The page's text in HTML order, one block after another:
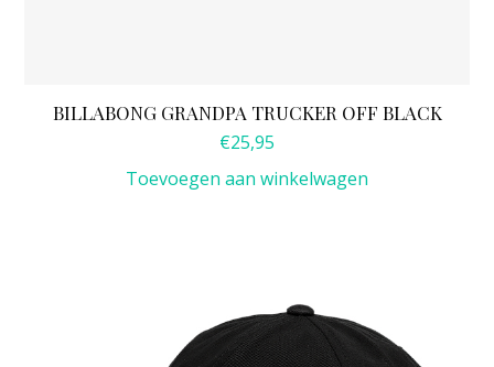
BILLABONG GRANDPA TRUCKER OFF BLACK
€25,95
Toevoegen aan winkelwagen